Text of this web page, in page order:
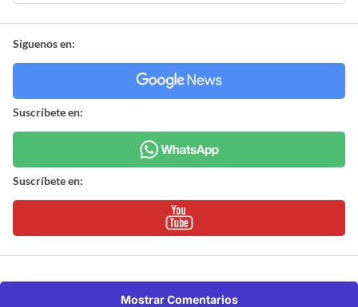
Síguenos en:
Suscríbete en:
Suscríbete en:
Mostrar Comentarios